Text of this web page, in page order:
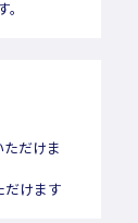
だけま
けます